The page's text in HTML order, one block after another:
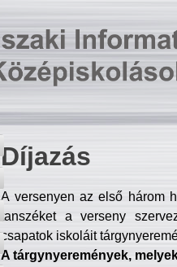
Díjazás
A versenyen az első három
tanszéket a verseny
csapatok iskoláit
A tárgynyeremények,